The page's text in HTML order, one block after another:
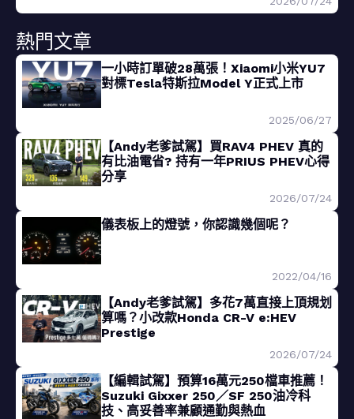
熱門文章
一小時訂單破28萬張！Xiaomi小米YU7
對標Tesla特斯拉Model Y正式上市
2025/06/27
【Andy老爹試駕】買RAV4 PHEV 真的
有比油電省? 持有一年PRIUS PHEV心得
分享
2026/07/24
儀表板上的燈號，你認識幾個呢？
2022/04/16
【Andy老爹試駕】多花7萬直接上頂規划
算嗎？小改款Honda CR-V e:HEV
Prestige
2026/07/24
【編輯試駕】預算16萬元250檔車推薦！
Suzuki Gixxer 250／SF 250油冷科
技、高妥善率兼顧通勤與熱血